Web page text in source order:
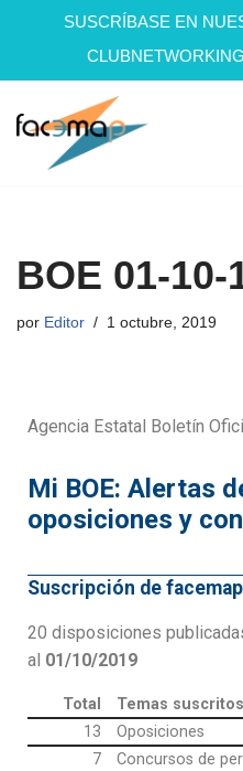
SUSCRÍBASE EN
CLUBNETWORKING
Saltar
BOE 01-10-
por Editor 1 octubre, 2019
Agencia Estatal Boletín
Mi BOE: Alertas
oposiciones y
Suscripción de
20 disposiciones
al 01/10/2019
Total
Temas suscritos
13
Oposiciones
7
Concursos de